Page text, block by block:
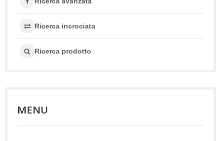
Ricerca incrociata
Ricerca prodotto
MENU